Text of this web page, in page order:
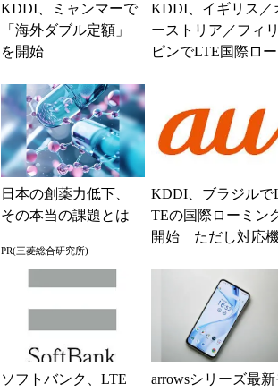
KDDI、ミャンマーで
「海外ダブル定額」
を開始
KDDI、イギリス／
ーストリア／フィリ
ピンでLTE国際ロー
日本の創薬力低下、
その本当の課題とは
PR(三菱総合研究所)
KDDI、ブラジルで
TEの国際ローミン
開始 ただし対応
ソフトバンク、LTE arrowsシリーズ最新